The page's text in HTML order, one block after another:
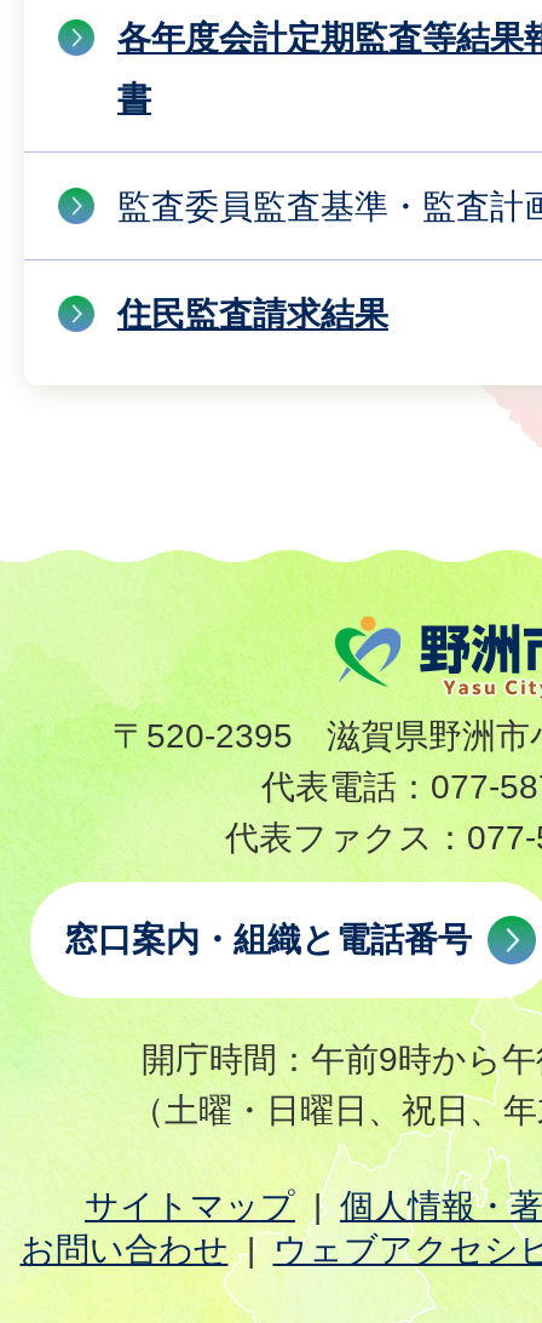
各年度会計定期監査等結果
書
監査委員監査基準・監査計
住民監査請求結果
〒520-2395 滋賀県野洲市
代表電話： 077-
代表ファクス：
窓口案内・組織と電話番号
開庁時間：午前9時から
（土曜・日曜日、祝日、
サイトマップ
個人情報・
お問い合わせ
ウェブアクセシ